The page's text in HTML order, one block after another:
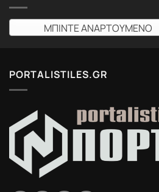
ΜΠΙΝΤΕ ΑΝΑΡΤΟΥΜΕΝΟ
PORTALISTILES.GR